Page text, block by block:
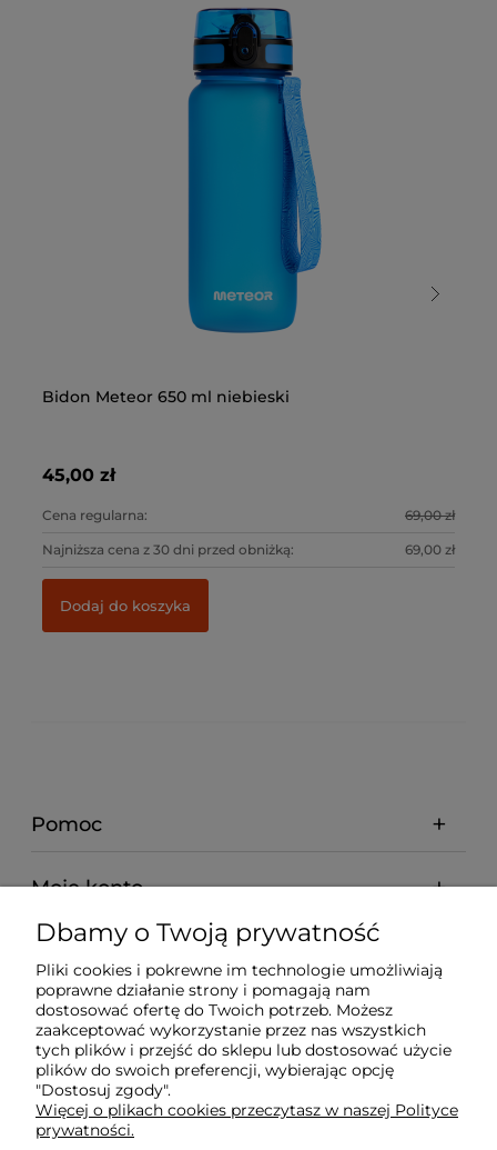
Bidon Meteor 650 ml niebieski
45,00 zł
Cena regularna: 69,00 zł
Najniższa cena z 30 dni przed obniżką: 69,00 zł
Dodaj do koszyka
Pomoc
Moje konto
Płatności i dostawa
O nas
Dbamy o Twoją prywatność
Pliki cookies i pokrewne im technologie umożliwiają
poprawne działanie strony i pomagają nam
dostosować ofertę do Twoich potrzeb. Możesz
zaakceptować wykorzystanie przez nas wszystkich
tych plików i przejść do sklepu lub dostosować użycie
plików do swoich preferencji, wybierając opcję
"Dostosuj zgody".
Więcej o plikach cookies przeczytasz w naszej Polityce
prywatności.